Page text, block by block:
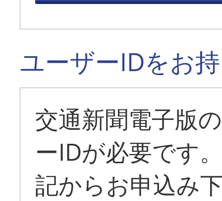
ユーザーIDをお
交通新聞電子版
ーIDが必要です
記からお申込み